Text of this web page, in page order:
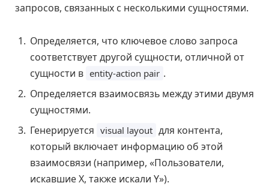
запросов, связанных с несколькими сущностями.
Определяется, что ключевое слово запроса
соответствует другой сущности, отличной от
сущности в entity-action pair .
Определяется взаимосвязь между этими двумя
сущностями.
Генерируется visual layout для контента,
который включает информацию об этой
взаимосвязи (например, «Пользователи,
искавшие X, также искали Y»).